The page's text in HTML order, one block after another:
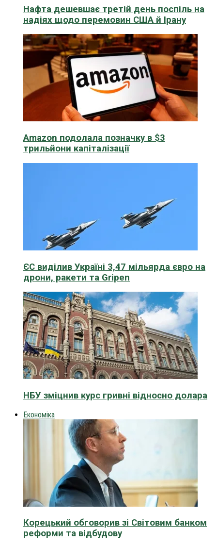
Нафта дешевшає третій день поспіль на
надіях щодо перемовин США й Ірану
Amazon подолала позначку в $3
трильйони капіталізації
ЄС виділив Україні 3,47 мільярда євро на
дрони, ракети та Gripen
НБУ зміцнив курс гривні відносно долара
Економіка
Корецький обговорив зі Світовим банком
реформи та відбудову